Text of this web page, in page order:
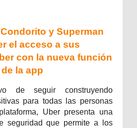
y Superman
el acceso a sus
con la nueva función
la app
de seguir construyendo
para todas las personas
Uber presenta una
seguridad que permite a los